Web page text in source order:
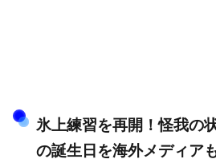
氷上練習を再開！怪我の
の誕生日を海外メディア